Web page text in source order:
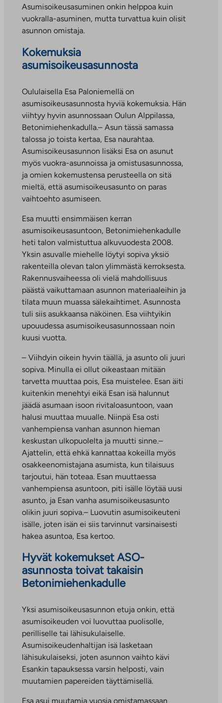
Asumisoikeusasuminen onkin helppoa kuin
vuokralla-asuminen, mutta turvattua kuin olisit
asunnon omistaja.
Kokemuksia
asumisoikeusasunnosta
Oululaisella Esa Paloniemellä on
asumisoikeusasunnosta hyviä kokemuksia. Hän
viihtyy hyvin asunnossaan Oulun Alppilassa,
Betonimiehenkadulla.– Asun tässä samassa
talossa jo toista kertaa, Esa naurahtaa.
Asumisoikeusasunnon lisäksi Esa on asunut
myös vuokra-asunnoissa ja omistusasunnossa,
ja omien kokemustensa perusteella on sitä
mieltä, että asumisoikeusasunto on paras
vaihtoehto asumiseen.
Esa muutti ensimmäisen kerran
asumisoikeusasuntoon, Betonimiehenkadulle
heti talon valmistuttua alkuvuodesta 2008.
Yksin asuvalle miehelle löytyi sopiva yksiö
rakenteilla olevan talon ylimmästä kerroksesta.
Rakennusvaiheessa oli vielä mahdollisuus
päästä vaikuttamaan asunnon materiaaleihin ja
tilata muun muassa sälekaihtimet. Asunnosta
tuli siis asukkaansa näköinen. Esa viihtyikin
upouudessa asumisoikeusasunnossaan noin
kuusi vuotta.
– Viihdyin oikein hyvin täällä, ja asunto oli juuri
sopiva. Minulla ei ollut oikeastaan mitään
tarvetta muuttaa pois, Esa muistelee. Esan äiti
kuitenkin menehtyi eikä Esan isä halunnut
jäädä asumaan isoon rivitaloasuntoon, vaan
halusi muuttaa muualle. Niinpä Esa osti
vanhempiensa vanhan asunnon hieman
keskustan ulkopuolelta ja muutti sinne.–
Ajattelin, että ehkä kannattaa kokeilla myös
osakkeenomistajana asumista, kun tilaisuus
tarjoutui, hän toteaa. Esan muuttaessa
vanhempiensa asuntoon, piti isälle löytää uusi
asunto, ja Esan vanha asumisoikeusasunto
olikin juuri sopiva.– Luovutin asumisoikeuteni
isälle, joten isän ei siis tarvinnut varsinaisesti
hakea asuntoa, Esa kertoo.
Hyvät kokemukset ASO-
asunnosta toivat takaisin
Betonimiehenkadulle
Yksi asumisoikeusasunnon etuja onkin, että
asumisoikeuden voi luovuttaa puolisolle,
perilliselle tai lähisukulaiselle.
Asumisoikeudenhaltijan isä lasketaan
lähisukulaiseksi, joten asunnon vaihto kävi
Esankin tapauksessa varsin helposti, vain
muutamien papereiden täyttämisellä.
Esa asui muutamia vuosia omistamassaan